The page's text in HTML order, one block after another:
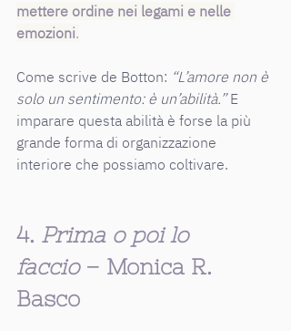
mettere ordine nei legami e nelle
emozioni.
Come scrive de Botton: “L’amore non è
solo un sentimento: è un’abilità.” E
imparare questa abilità è forse la più
grande forma di organizzazione
interiore che possiamo coltivare.
4. Prima o poi lo
faccio – Monica R.
Basco